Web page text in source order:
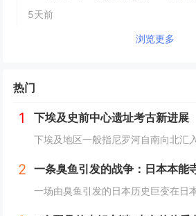
5天前
浏览更多
热门
1 下埃及史前中心遗址考古新进展
2